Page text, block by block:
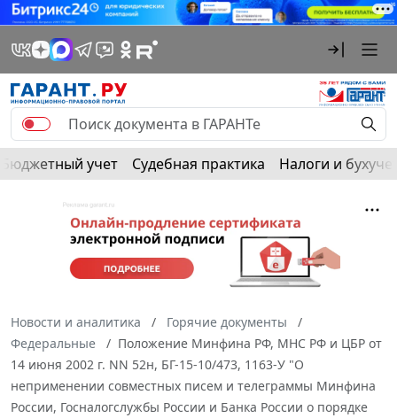
Бюджетный учет Судебная практика Налоги и
Новости и аналитика
Горячие документы
Федеральные
Положение Минфина РФ, МНС РФ и ЦБР от
14 июня 2002 г. NN 52н, БГ-15-10/473, 1163-У "О
неприменении совместных писем и телеграммы Минфина
России, Госналогслужбы России и Банка России о порядке